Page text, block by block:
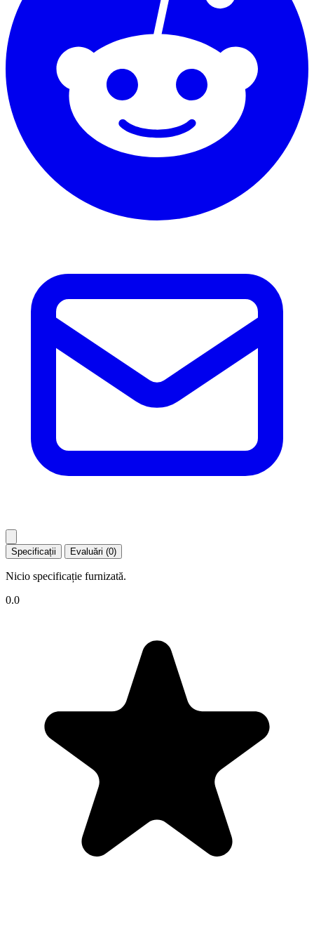
Specificații Evaluări (0)
Nicio specificație furnizată.
0.0